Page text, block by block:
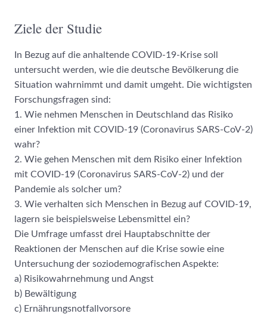
Ziele der Studie
In Bezug auf die anhaltende COVID-19-Krise soll
untersucht werden, wie die deutsche Bevölkerung die
Situation wahrnimmt und damit umgeht. Die wichtigsten
Forschungsfragen sind:
1. Wie nehmen Menschen in Deutschland das Risiko
einer Infektion mit COVID-19 (Coronavirus SARS-CoV-2)
wahr?
2. Wie gehen Menschen mit dem Risiko einer Infektion
mit COVID-19 (Coronavirus SARS-CoV-2) und der
Pandemie als solcher um?
3. Wie verhalten sich Menschen in Bezug auf COVID-19,
lagern sie beispielsweise Lebensmittel ein?
Die Umfrage umfasst drei Hauptabschnitte der
Reaktionen der Menschen auf die Krise sowie eine
Untersuchung der soziodemografischen Aspekte:
a) Risikowahrnehmung und Angst
b) Bewältigung
c) Ernährungsnotfallvorsore